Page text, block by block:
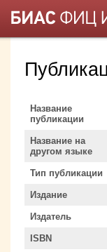
Название
публикации
Название на
другом языке
Тип публикации
Издание
Издатель
ISBN